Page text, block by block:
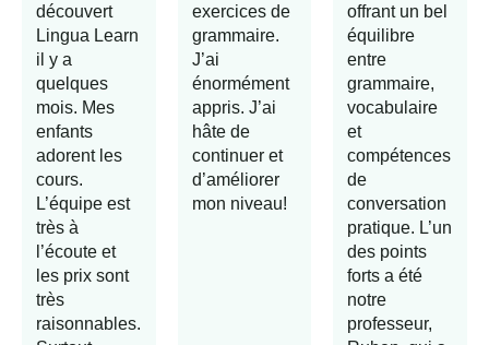
découvert
Lingua Learn
il y a
quelques
mois. Mes
enfants
adorent les
cours.
L’équipe est
très à
l’écoute et
les prix sont
très
raisonnables.
exercices de
grammaire.
J’ai
énormément
appris. J’ai
hâte de
continuer et
d’améliorer
mon niveau!
offrant un bel
équilibre
entre
grammaire,
vocabulaire
et
compétences
de
conversation
pratique. L’un
des points
forts a été
notre
professeur,